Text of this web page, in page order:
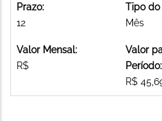
Prazo:
12
Tipo do
Mês
Valor Mensal:
R$
Valor
Período:
R$